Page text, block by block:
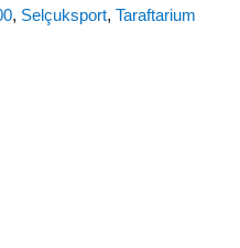
, Selçuksport,Taraftarium